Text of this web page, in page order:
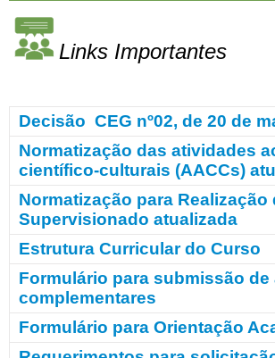
Links Importantes
Decisão CEG nº02, de 20 de
Normatização das atividades
científico-culturais (AACCs)
Normatização para Realização
Supervisionado atualizada
Estrutura Curricular do Curso
Formulário para submissão de
complementares
Formulário para Orientação